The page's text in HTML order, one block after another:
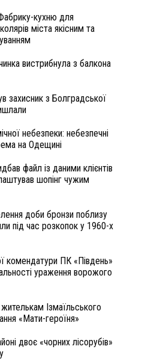
кухню для
міста якісним та
вистрибнула з балкона
захисник з Болградської
небезпеки: небезпечні
на Одещині
файл із даними клієнтів
шопінг чужим
доби бронзи поблизу
під час розкопок у 1960-х
комендатури ПК «Південь»
ураження ворожого
Ізмаїльського
«Мати-героїня»
двоє «чорних лісорубів»